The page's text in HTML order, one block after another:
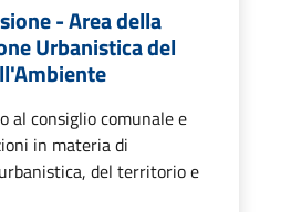
- Area della
Urbanistica del
al consiglio comunale e
in materia di
del territorio e